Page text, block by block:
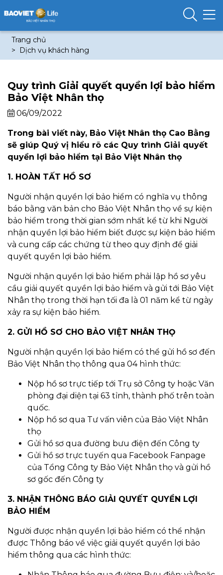
Trang chủ
Dịch vụ khách hàng
Quy trình Giải quyết quyền lợi bảo hiểm
Bảo Việt Nhân thọ
06/09/2022
Trong bài viết này, Bảo Việt Nhân thọ Cao Bằng
sẽ giúp Quý vị hiểu rõ các Quy trình Giải quyết
quyền lợi bảo hiểm tại Bảo Việt Nhân thọ
1. HOÀN TẤT HỒ SƠ
Người nhận quyền lợi bảo hiểm có nghĩa vụ thông
báo bằng văn bản cho Bảo Việt Nhân thọ về sự kiện
bảo hiểm trong thời gian sớm nhất kể từ khi Người
nhận quyền lợi bảo hiểm biết được sự kiện bảo hiểm
và cung cấp các chứng từ theo quy định để giải
quyết quyền lợi bảo hiểm.
Người nhận quyền lợi bảo hiểm phải lập hồ sơ yêu
cầu giải quyết quyền lợi bảo hiểm và gửi tới Bảo Việt
Nhân thọ trong thời hạn tối đa là 01 năm kể từ ngày
xảy ra sự kiện bảo hiểm.
2. GỬI HỒ SƠ CHO BẢO VIỆT NHÂN THỌ
Người nhận quyền lợi bảo hiểm có thể gửi hồ sơ đến
Bảo Việt Nhân thọ thông qua 04 hình thức:
Nộp hồ sơ trực tiếp tới Trụ sở Công ty hoặc Văn
phòng đại diện tại 63 tỉnh, thành phố trên toàn
quốc.
Nộp hồ sơ qua Tư vấn viên của Bảo Việt Nhân
thọ
Gửi hồ sơ qua đường bưu điện đến Công ty
Gửi hồ sơ trực tuyến qua Facebook Fanpage
của Tổng Công ty Bảo Việt Nhân thọ và gửi hồ
sơ gốc đến Công ty
3. NHẬN THÔNG BÁO GIẢI QUYẾT QUYỀN LỢI
BẢO HIỂM
Người được nhận quyền lợi bảo hiểm có thể nhận
được Thông báo về việc giải quyết quyền lợi bảo
hiểm thông qua các hình thức: